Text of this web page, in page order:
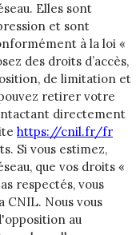
Elles sont
et sont
à la loi «
des droits d’accès,
de limitation et
retirer votre
directement
https://cnil.fr/fr
Si vous estimez,
que vos droits «
respectés, vous
CNIL. Nous vous
au